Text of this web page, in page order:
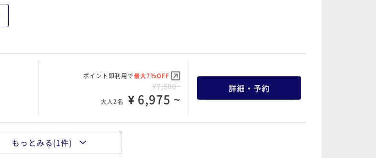
ポイント即利用で最大7％OFF
¥7,500~
大人2名 ¥ 6,975 ~
詳細・予約
ポイント即利用で
もっとみる(1件)